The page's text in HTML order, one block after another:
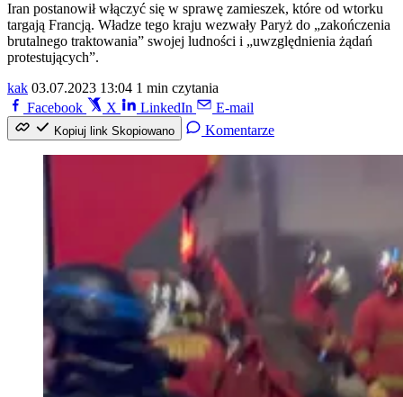
Iran postanowił włączyć się w sprawę zamieszek, które od wtorku
targają Francją. Władze tego kraju wezwały Paryż do „zakończenia
brutalnego traktowania” swojej ludności i „uwzględnienia żądań
protestujących”.
kak 03.07.2023 13:04 1 min czytania
Facebook
X LinkedIn E-mail
Kopiuj link Skopiowano Komentarze